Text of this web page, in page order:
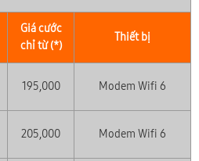
Giá cước
chỉ từ (*)
Thiết bị
195,000 Modem Wifi 6
205,000 Modem Wifi 6